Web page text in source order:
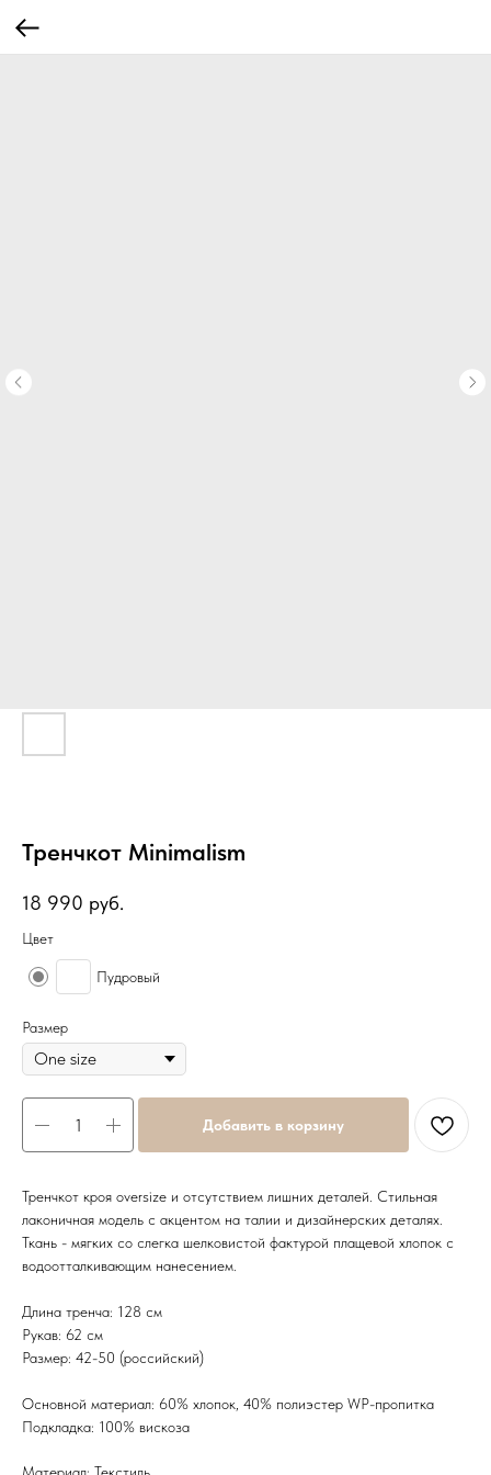
Тренчкот Minimalism
18 990 руб.
Цвет
Пудровый
Размер
Добавить в корзину
Тренчкот кроя oversize и отсутствием лишних деталей. Стильная
лаконичная модель с акцентом на талии и дизайнерских деталях.
Ткань - мягких со слегка шелковистой фактурой плащевой хлопок с
водоотталкивающим нанесением.
Длина тренча: 128 см
Рукав: 62 см
Размер: 42-50 (российский)
Основной материал: 60% хлопок, 40% полиэстер WР-пропитка
Подкладка: 100% вискоза